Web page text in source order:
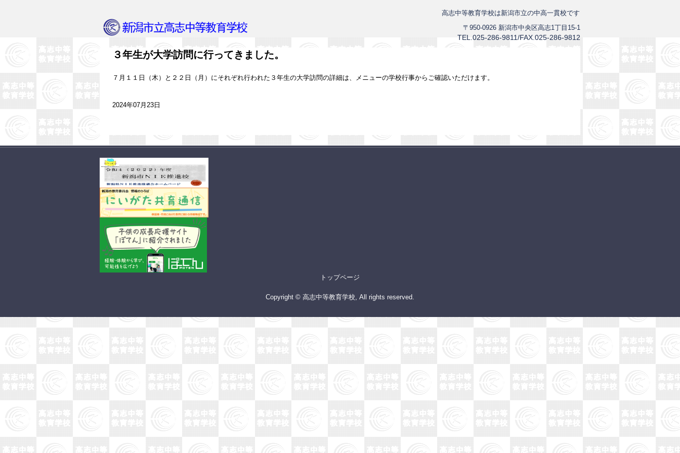
高志中等教育学校は新潟市立の中高一貫校です
〒950-0926 新潟市中央区高志1丁目15-1
TEL.025-286-9811/FAX.025-286-9812
３年生が大学訪問に行ってきました。
７月１１日（木）と２２日（月）にそれぞれ行われた３年生の大学訪問の詳細は、メニューの学校行事からご確認いただけます。
2024年07月23日
トップページ
Copyright © 高志中等教育学校, All rights reserved.